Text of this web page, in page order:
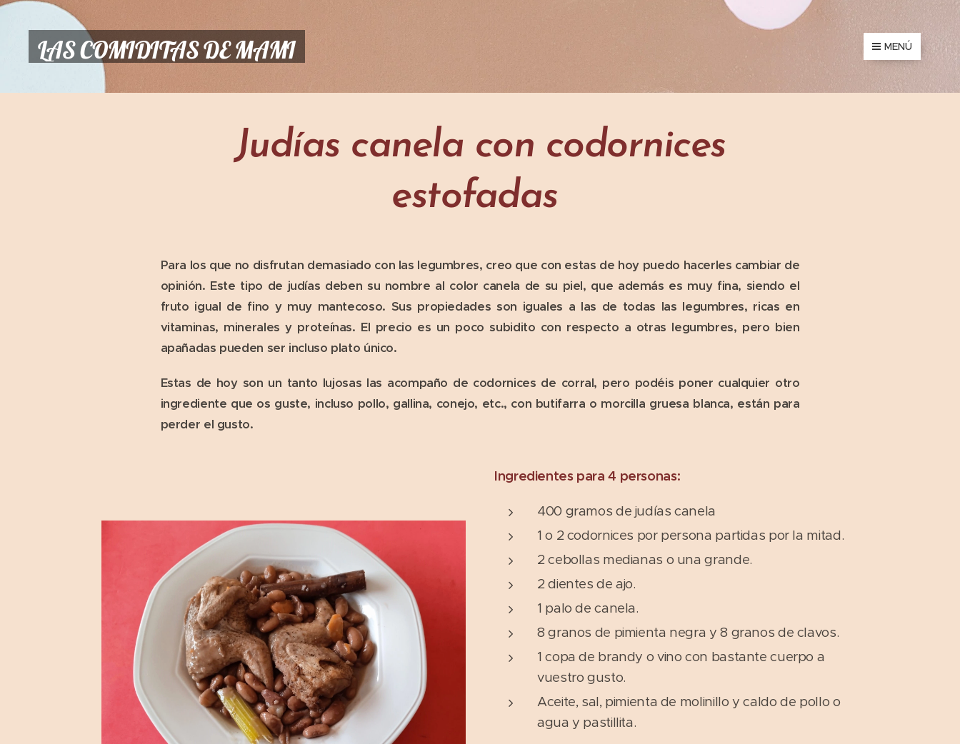
LAS COMIDITAS DE MAMI MENÚ
Judías canela con codornices
estofadas
Para los que no disfrutan demasiado con las legumbres, creo que con estas de hoy puedo hacerles cambiar de
opinión. Este tipo de judías deben su nombre al color canela de su piel, que además es muy fina, siendo el
fruto igual de fino y muy mantecoso. Sus propiedades son iguales a las de todas las legumbres, ricas en
vitaminas, minerales y proteínas. El precio es un poco subidito con respecto a otras legumbres, pero bien
apañadas pueden ser incluso plato único.
Estas de hoy son un tanto lujosas las acompaño de codornices de corral, pero podéis poner cualquier otro
ingrediente que os guste, incluso pollo, gallina, conejo, etc., con butifarra o morcilla gruesa blanca, están para
perder el gusto.
Ingredientes para 4 personas:
400 gramos de judías canela
1 o 2 codornices por persona partidas por la mitad.
2 cebollas medianas o una grande.
2 dientes de ajo.
1 palo de canela.
8 granos de pimienta negra y 8 granos de clavos.
1 copa de brandy o vino con bastante cuerpo a
vuestro gusto.
Aceite, sal, pimienta de molinillo y caldo de pollo o
agua y pastillita.